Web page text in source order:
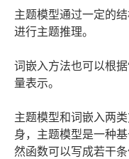
主题模型通过一定的
进行主题推理。
词嵌入方法也可以根
量表示。
主题模型和词嵌入两
身，主题模型是一种
然函数可以写成若干